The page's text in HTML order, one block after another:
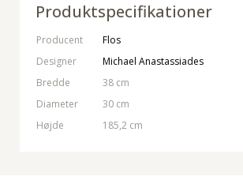
Produktspecifikationer
Producent
Flos
Designer
Michael Anastassiades
Bredde
38 cm
Diameter
30 cm
Højde
185,2 cm